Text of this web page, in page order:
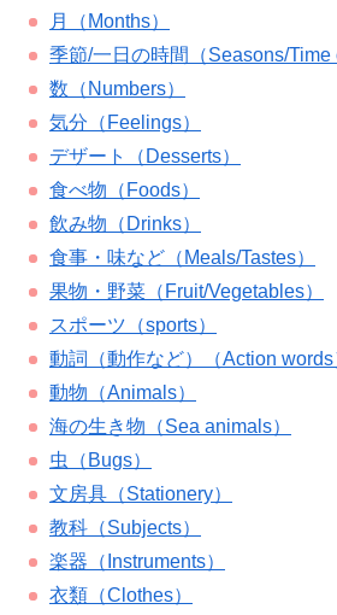
月（Months）
季節/一日の時間（Seasons/Time
数（Numbers）
気分（Feelings）
デザート（Desserts）
食べ物（Foods）
飲み物（Drinks）
食事・味など（Meals/Tastes）
果物・野菜（Fruit/Vegetables）
スポーツ（sports）
動詞（動作など）（Action words
動物（Animals）
海の生き物（Sea animals）
虫（Bugs）
文房具（Stationery）
教科（Subjects）
楽器（Instruments）
衣類（Clothes）